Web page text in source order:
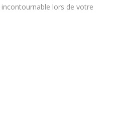
lors de votre